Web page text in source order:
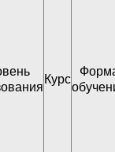
Курс